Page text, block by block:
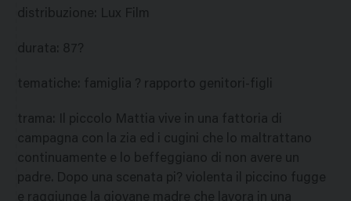
distribuzione: Lux Film
durata: 87?
tematiche: famiglia ? rapporto genitori-figli
trama: Il piccolo Mattia vive in una fattoria di
campagna con la zia ed i cugini che lo maltrattano
continuamente e lo beffeggiano di non avere un
padre. Dopo una scenata pi? violenta il piccino fugge
e raggiunge la giovane madre che lavora in una